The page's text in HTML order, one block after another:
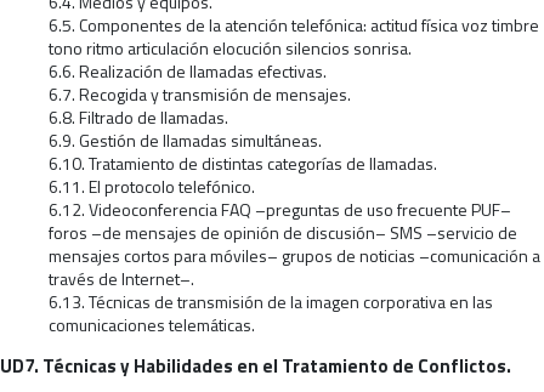
6.5. Componentes de la atención telefónica: actitud física voz timbre
tono ritmo articulación elocución silencios sonrisa.
6.6. Realización de llamadas efectivas.
6.7. Recogida y transmisión de mensajes.
6.8. Filtrado de llamadas.
6.9. Gestión de llamadas simultáneas.
6.10. Tratamiento de distintas categorías de llamadas.
6.11. El protocolo telefónico.
6.12. Videoconferencia FAQ –preguntas de uso frecuente PUF–
foros –de mensajes de opinión de discusión– SMS –servicio de
mensajes cortos para móviles– grupos de noticias –comunicación a
través de Internet–.
6.13. Técnicas de transmisión de la imagen corporativa en las
comunicaciones telemáticas.
UD7. Técnicas y Habilidades en el Tratamiento de Conflictos.